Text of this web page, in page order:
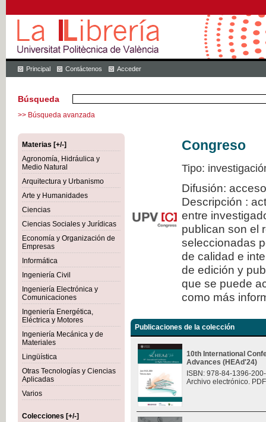
Principal Contáctenos Acceder
Búsqueda
>> Búsqueda avanzada
Materias [+/-]
Agronomía, Hidráulica y
Medio Natural
Arquitectura y Urbanismo
Arte y Humanidades
Ciencias
Ciencias Sociales y Jurídicas
Economía y Organización de
Empresas
Informática
Ingeniería Civil
Ingeniería Electrónica y
Comunicaciones
Ingeniería Energética,
Eléctrica y Motores
Ingeniería Mecánica y de
Materiales
Lingüística
Otras Tecnologías y Ciencias
Aplicadas
Varios
Colecciones [+/-]
Congreso
Tipo:
Difusión:
Descripción :
entre
publican son el
seleccionadas
de calidad e
de edición y
que se puede
como más
Publicaciones de la colección
10th International
Advances (HEAd'24)
ISBN: 978-84-1396-
Archivo electrónico.